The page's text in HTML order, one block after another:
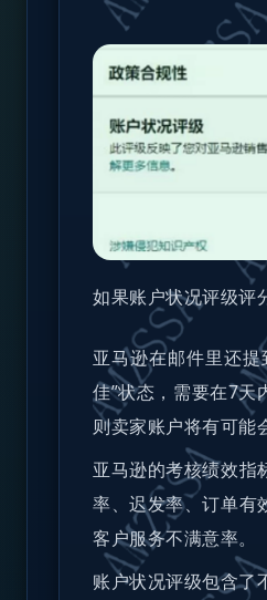
如果账户状况评级评
亚马逊在邮件里还提
佳”状态，需要在7天
则卖家账户将有可能
亚马逊的考核绩效指
率、迟发率、订单有
客户服务不满意率。
账户状况评级包含了